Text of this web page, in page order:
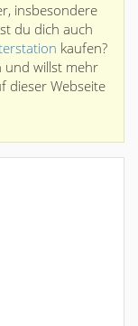
insbesondere
du dich auch
kaufen?
und willst mehr
dieser Webseite